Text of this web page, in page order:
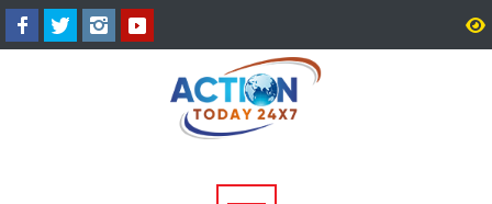
मसूरी में पूर्व सैनिक की संदिग्ध मौत,
पुलिस जांच में जुटी